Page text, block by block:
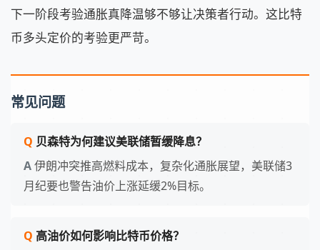
下一阶段考验通胀真降温够不够让决策者行动。这比特
币多头定价的考验更严苛。
常见问题
贝森特为何建议美联储暂缓降息？
伊朗冲突推高燃料成本，复杂化通胀展望，美联储3
月纪要也警告油价上涨延缓2%目标。
高油价如何影响比特币价格？